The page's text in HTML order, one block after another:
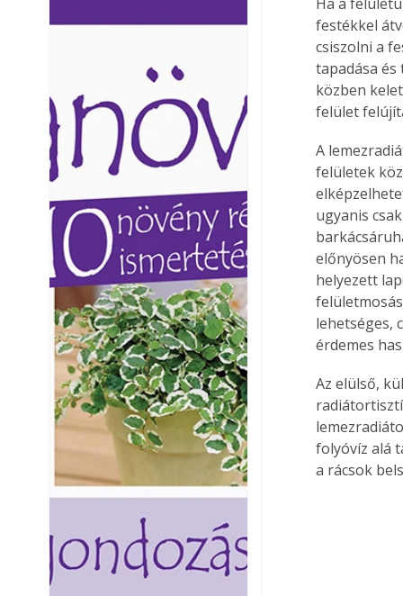
Ezermester
Laptapir kényelmes
mert: – t
festékkel
csiszolni a
tapadása
közben
felület
A
felületek
ugyanis
előnyösen
helyezett
lehetséges,
érdemes
Az elülső,
folyóvíz alá
a rácsok